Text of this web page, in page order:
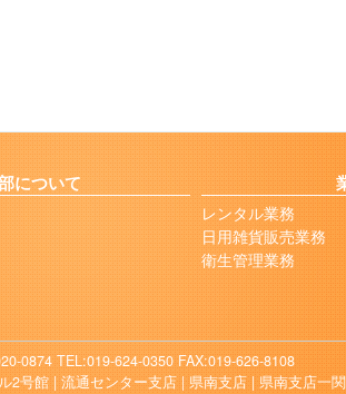
について
レンタル業務
日用雑貨販売業務
衛生管理業務
0874 TEL:019-624-0350 FAX:019-626-8108
2号館 | 流通センター支店 | 県南支店 | 県南支店一